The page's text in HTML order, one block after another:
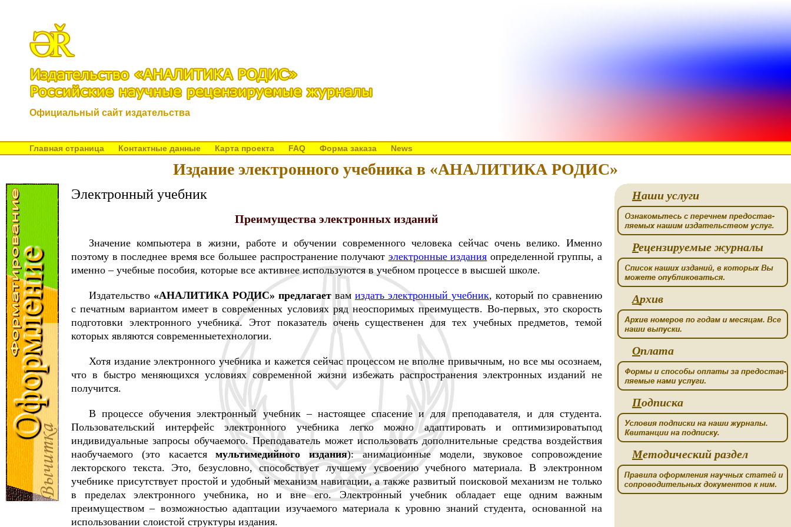
Официальный сайт издательства
Главная страница Контактные данные Карта проекта FAQ Форма заказа News
Издание электронного учебника в «АНАЛИТИКА РОДИС»
Наши услуги
Рецензируемые журналы
Архив
Оплата
Подписка
Методический раздел
Электронный учебник
Преимущества электронных изданий
Значение компьютера в жизни, работе и обучении современного человека сейчас очень велико. Именно
поэтому в последнее время все большее распространение получают электронные издания определенной группы, а
именно – учебные пособия, которые все активнее используются в учебном процессе в высшей школе.
Издательство «АНАЛИТИКА РОДИС» предлагает вам издать электронный учебник, который по сравнению
с печатным вариантом имеет в современных условиях ряд неоспоримых преимуществ. Во-первых, это скорость
подготовки электронного учебника. Этот показатель очень существенен для тех учебных предметов, темой
которых являются современныетехнологии.
Хотя издание электронного учебника и кажется сейчас процессом не вполне привычным, но все мы осознаем,
что в быстро меняющихся условиях современной жизни избежать распространения электронных изданий не
получится.
В процессе обучения электронный учебник – настоящее спасение и для преподавателя, и для студента.
Пользовательский интерфейс электронного учебника легко можно адаптировать и оптимизироватьпод
индивидуальные запросы обучаемого. Преподаватель может использовать дополнительные средства воздействия
наобучаемого (это касаетсямультимедийного издания): анимационные модели, звуковое сопровождение
лекторского текста. Это, безусловно, способствует лучшему усвоению учебного материала. В электронном
учебнике присутствует простой и удобный механизм навигации, а также развитый поисковой механизм не только
в пределах электронного учебника, но и вне его. Электронный учебник обладает еще одним важным
преимуществом – возможностью адаптации изучаемого материала к уровню знаний студента, основанной на
использовании слоистой структуры издания.